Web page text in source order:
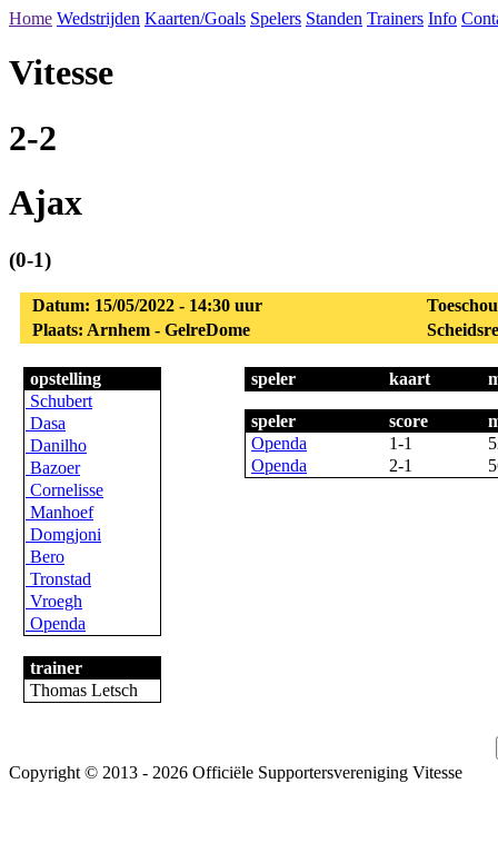
Home Wedstrijden Kaarten/Goals Spelers Standen Trainers Info
Vitesse
2-2
Ajax
(0-1)
Datum: 15/05/2022 - 14:30 uur
Plaats: Arnhem - GelreDome
opstelling
Schubert
Dasa
Danilho
Bazoer
Cornelisse
Manhoef
Domgjoni
Bero
Tronstad
Vroegh
Openda
trainer
Thomas Letsch
speler kaart
speler score
Openda
1-1
Openda
2-1
Copyright © 2013 - 2026 Officiële Supportersvereniging Vitesse